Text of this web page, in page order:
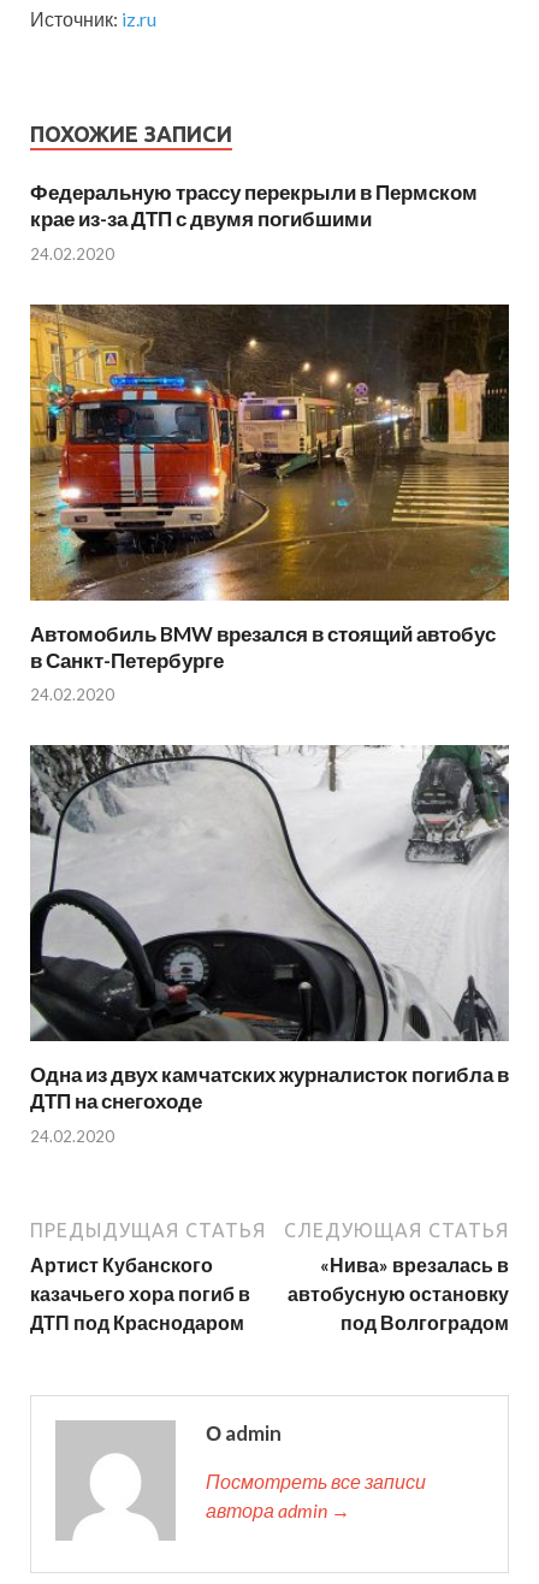
Источник: iz.ru
ПОХОЖИЕ ЗАПИСИ
Федеральную трассу перекрыли в Пермском
крае из-за ДТП с двумя погибшими
24.02.2020
Автомобиль BMW врезался в стоящий автобус
в Санкт-Петербурге
24.02.2020
Одна из двух камчатских журналисток погибла в
ДТП на снегоходе
24.02.2020
ПРЕДЫДУЩАЯ СТАТЬЯ
Артист Кубанского
казачьего хора погиб в
ДТП под Краснодаром
СЛЕДУЮЩАЯ СТАТЬЯ
«Нива» врезалась в
автобусную остановку
под Волгоградом
О admin
Посмотреть все записи
автора admin →